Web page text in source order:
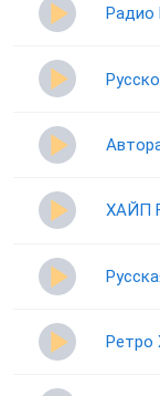
Радио
ХАЙП
Ретро